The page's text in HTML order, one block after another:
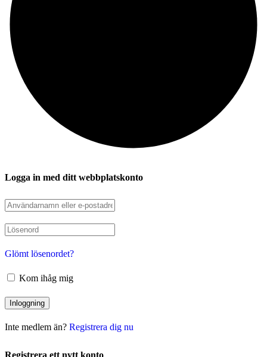
Logga in med ditt webbplatskonto
Glömt lösenordet?
Kom ihåg mig
Inte medlem än? Registrera dig nu
Registrera ett nytt konto